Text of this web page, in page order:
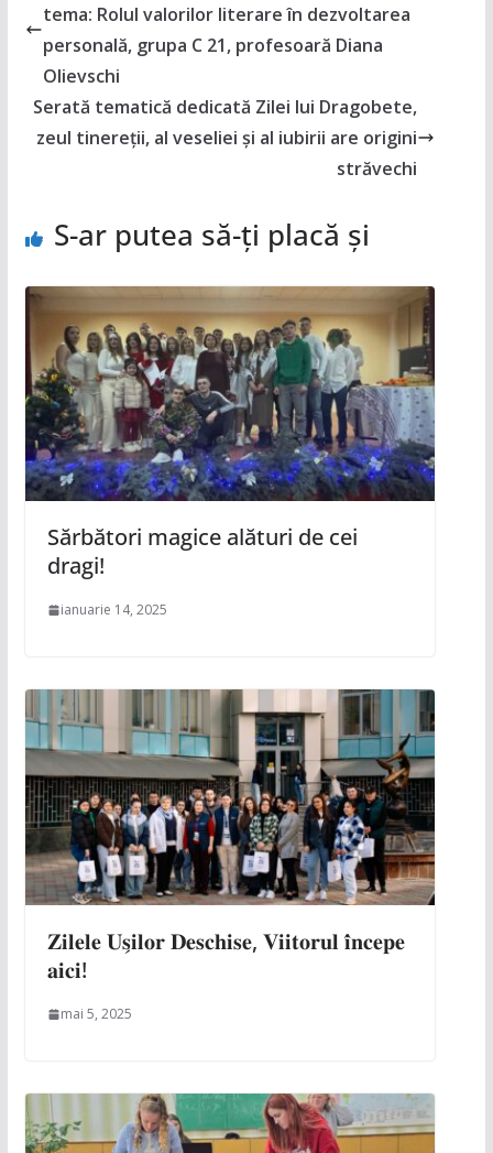
tema: Rolul valorilor literare în dezvoltarea
personală, grupa C 21, profesoară Diana
Olievschi
Serată tematică dedicată Zilei lui Dragobete,
zeul tinereţii, al veseliei şi al iubirii are origini
străvechi
S-ar putea să-ți placă și
Sărbători magice alături de cei
dragi!
ianuarie 14, 2025
𝐙𝐢𝐥𝐞𝐥𝐞 𝐔𝐬̗𝐢𝐥𝐨𝐫 𝐃𝐞𝐬𝐜𝐡𝐢𝐬𝐞, 𝐕𝐢𝐢𝐭𝐨𝐫𝐮𝐥 𝐢̂𝐧𝐜𝐞𝐩𝐞
𝐚𝐢𝐜𝐢!
mai 5, 2025